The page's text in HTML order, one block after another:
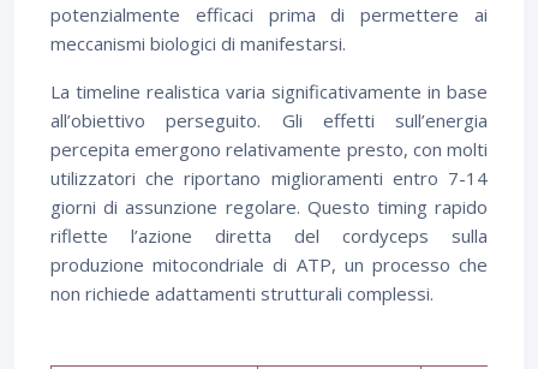
potenzialmente efficaci prima di permettere ai
meccanismi biologici di manifestarsi.
La timeline realistica varia significativamente in base
all’obiettivo perseguito. Gli effetti sull’energia
percepita emergono relativamente presto, con molti
utilizzatori che riportano miglioramenti entro 7-14
giorni di assunzione regolare. Questo timing rapido
riflette l’azione diretta del cordyceps sulla
produzione mitocondriale di ATP, un processo che
non richiede adattamenti strutturali complessi.